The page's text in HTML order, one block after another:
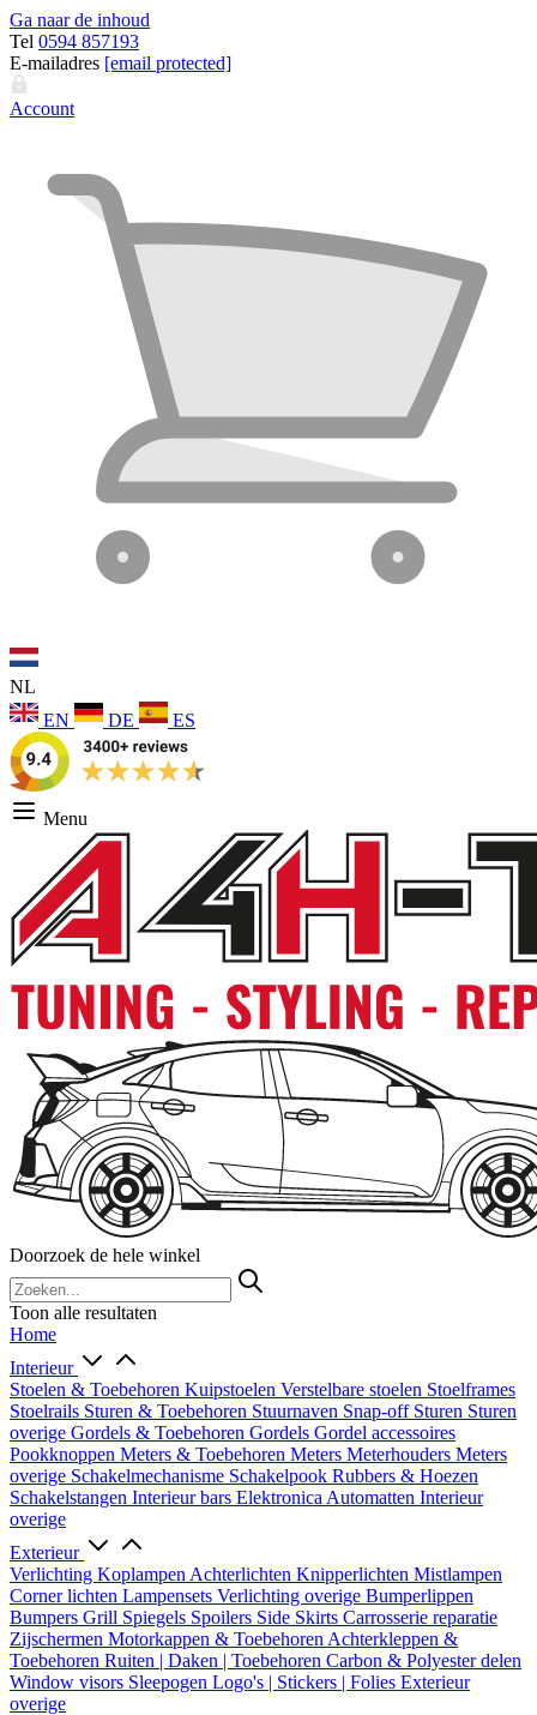
Ga naar de inhoud
Tel 0594 857193
E-mailadres [email protected]
Account
NL
EN
DE ES
Menu
Doorzoek de hele winkel
Toon alle resultaten
Home
Interieur
Stoelen & Toebehoren Kuipstoelen Verstelbare stoelen Stoelframes
Stoelrails Sturen & Toebehoren Stuurnaven Snap-off Sturen Sturen
overige Gordels & Toebehoren Gordels Gordel accessoires
Pookknoppen Meters & Toebehoren Meters Meterhouders Meters
overige Schakelmechanisme Schakelpook Rubbers & Hoezen
Schakelstangen Interieur bars Elektronica Automatten Interieur
overige
Exterieur
Verlichting Koplampen Achterlichten Knipperlichten Mistlampen
Corner lichten Lampensets Verlichting overige Bumperlippen
Bumpers Grill Spiegels Spoilers Side Skirts Carrosserie reparatie
Zijschermen Motorkappen & Toebehoren Achterkleppen &
Toebehoren Ruiten | Daken | Toebehoren Carbon & Polyester delen
Window visors Sleepogen Logo's | Stickers | Folies Exterieur
overige